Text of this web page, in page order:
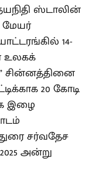
ஸ்டாலின்
மேயர்
14-
சின்னத்தினை
20 கோடி
இழை
சர்வதேச
அன்று